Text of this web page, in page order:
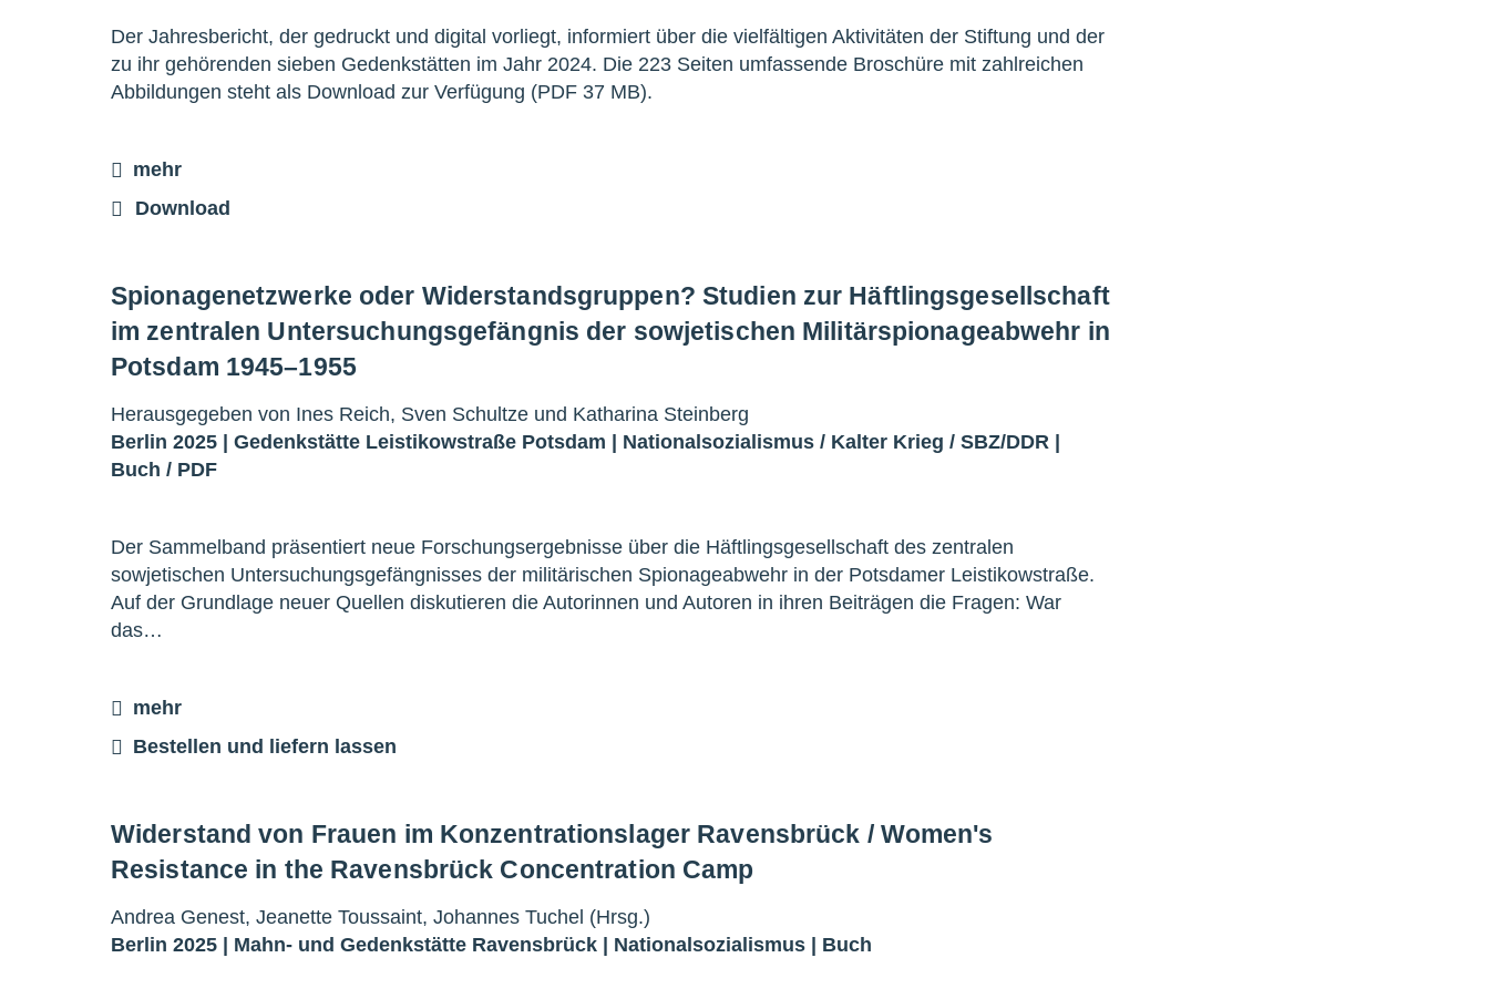
Der Jahresbericht, der gedruckt und digital vorliegt, informiert über die vielfältigen Aktivitäten der Stiftung und der
zu ihr gehörenden sieben Gedenkstätten im Jahr 2024. Die 223 Seiten umfassende Broschüre mit zahlreichen
Abbildungen steht als Download zur Verfügung (PDF 37 MB).
mehr
Download
Spionagenetzwerke oder Widerstandsgruppen? Studien zur Häftlingsgesellschaft
im zentralen Untersuchungsgefängnis der sowjetischen Militärspionageabwehr in
Potsdam 1945–1955
Herausgegeben von Ines Reich, Sven Schultze und Katharina Steinberg
Berlin 2025 | Gedenkstätte Leistikowstraße Potsdam | Nationalsozialismus / Kalter Krieg / SBZ/DDR |
Buch / PDF
Der Sammelband präsentiert neue Forschungsergebnisse über die Häftlingsgesellschaft des zentralen
sowjetischen Untersuchungsgefängnisses der militärischen Spionageabwehr in der Potsdamer Leistikowstraße.
Auf der Grundlage neuer Quellen diskutieren die Autorinnen und Autoren in ihren Beiträgen die Fragen: War
das…
mehr
Bestellen und liefern lassen
Widerstand von Frauen im Konzentrationslager Ravensbrück / Women's
Resistance in the Ravensbrück Concentration Camp
Andrea Genest, Jeanette Toussaint, Johannes Tuchel (Hrsg.)
Berlin 2025 | Mahn- und Gedenkstätte Ravensbrück | Nationalsozialismus | Buch